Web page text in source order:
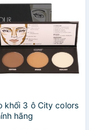
khối 3 ô City colors
hãng